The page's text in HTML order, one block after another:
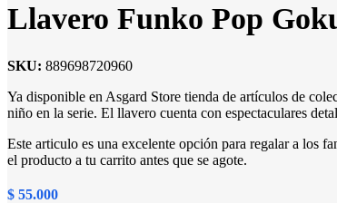
Llavero Funko Pop
SKU: 889698720960
Ya disponible en Asgard Store tienda de artículos de
niño en la serie. El llavero cuenta con espectaculares
Este articulo es una excelente opción para regalar a los
el producto a tu carrito antes que se agote.
$ 55.000